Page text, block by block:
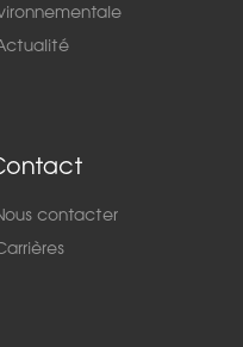
contacter